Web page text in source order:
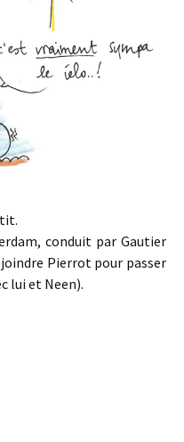
conduit par Gautier
Pierrot pour passer
lui et Neen).